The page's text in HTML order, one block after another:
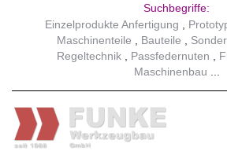
Suchbegriffe:
Einzelprodukte Anfertigung
Maschinenteile
Bauteile
Regeltechnik
Passfedernuten
Maschinenbau